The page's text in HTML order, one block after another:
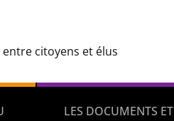
citoyens et élus
LES DOCUMENTS ET